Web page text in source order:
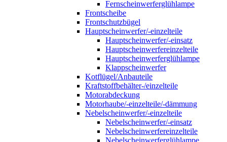
Fernscheinwerferglühlampe
Frontscheibe
Frontschutzbügel
Hauptscheinwerfer/-einzelteile
Hauptscheinwerfer/-einsatz
Hauptscheinwerfereinzelteile
Hauptscheinwerferglühlampe
Klappscheinwerfer
Kotflügel/Anbauteile
Kraftstoffbehälter-/einzelteile
Motorabdeckung
Motorhaube/-einzelteile/-dämmung
Nebelscheinwerfer/-einzelteile
Nebelscheinwerfer/-einsatz
Nebelscheinwerfereinzelteile
Nebelscheinwerferglühlampe